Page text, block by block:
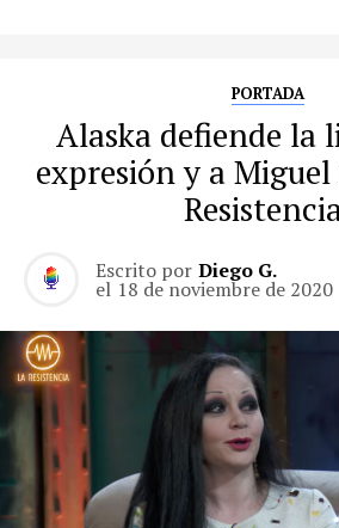
PORTADA
Alaska defiende la
expresión y a Miguel
Escrito por Diego G.
el 18 de noviembre de 2020